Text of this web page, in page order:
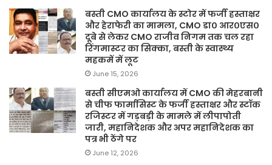
बस्ती CMO कार्यालय के स्टोर में फर्जी हस्ताक्षर
और हेराफेरी का मामला, CMO डा० आर०एस०
दूबे से लेकर CMO राजीव निगम तक चल रहा
रिंगमास्टर का सिक्का, बस्ती के स्वास्थ्य
महकमें में लूट
June 15, 2026
बस्ती सीएमओ कार्यालय में CMO की मेहरबानी
से चीफ फार्मासिस्ट के फर्जी हस्ताक्षर और स्टॉक
रजिस्टर में गड़बड़ी के मामले में लीपापोती
जारी, महानिदेशक और अपर महानिदेशक का
पत्र भी ठेंगे पर
June 12, 2026